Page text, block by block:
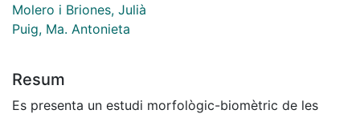
Molero i Briones, Julià
Puig, Ma. Antonieta
Resum
Es presenta un estudi morfològic-biomètric de les